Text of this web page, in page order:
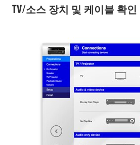
TV/소스 장치 및 케이블 확인